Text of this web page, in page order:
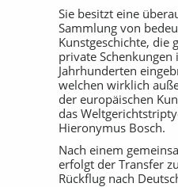
Sie besitzt eine
Sammlung von
Kunstgeschichte, die
private Schenkungen
Jahrhunderten
welchen wirklich
der europäischen
das
Hieronymus Bosch.
Nach einem
erfolgt der Transfer
Rückflug nach